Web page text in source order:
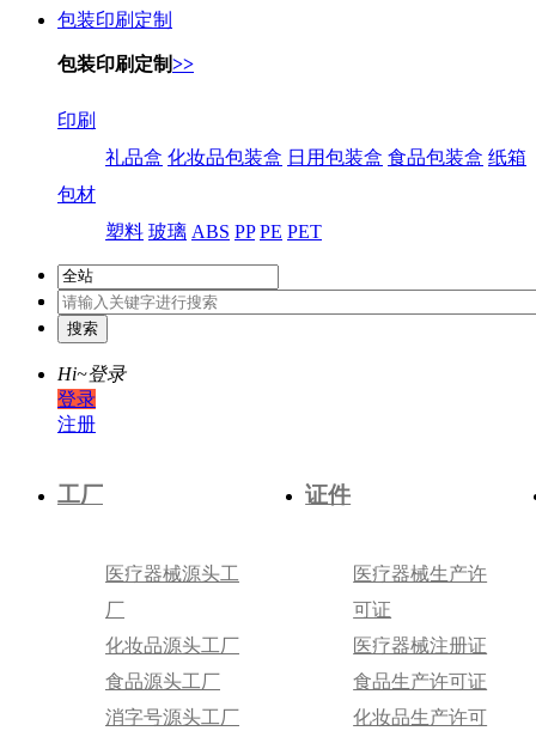
包装印刷定制
包装印刷定制>>
印刷
礼品盒 化妆品包装盒 日用包装盒 食品包装盒 纸箱
包材
塑料 玻璃 ABS PP PE PET
Hi~登录
登录
注册
工厂
医疗器械源头工
厂
化妆品源头工厂
食品源头工厂
消字号源头工厂
证件
医疗器械生产许
可证
医疗器械注册证
食品生产许可证
化妆品生产许可